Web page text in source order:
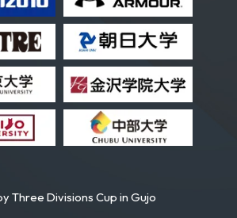
Three Divisions Cup in Gujo